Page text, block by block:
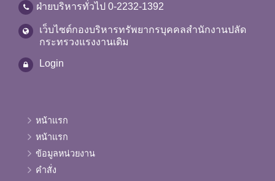
ฝ่ายบริหารทั่วไป 0-2232-1392
เว็บไซต์กองบริหารทรัพยากรบุคคลสำนักงานปลัด
กระทรวงแรงงานเดิม
Login
หน้าแรก
หน้าแรก
ข้อมูลหน่วยงาน
คำสั่ง